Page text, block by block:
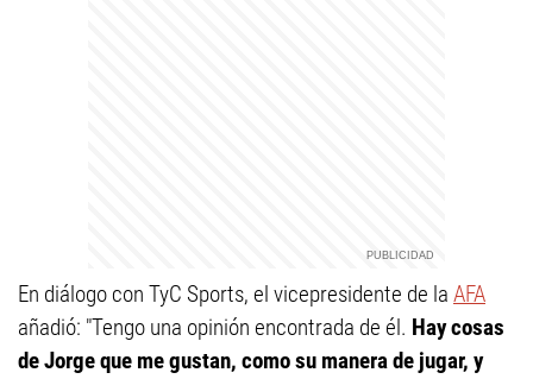
En diálogo con TyC Sports, el vicepresidente de la AFA
añadió: "Tengo una opinión encontrada de él. Hay cosas
de Jorge que me gustan, como su manera de jugar, y